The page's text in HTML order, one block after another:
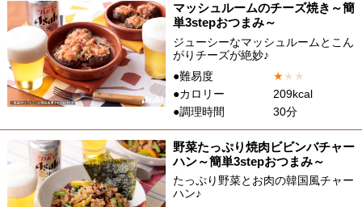
マッシュルームのチーズ焼き～簡
単3stepおつまみ～
ジューシーなマッシュルームとこん
がりチーズが絶妙♪
●難易度
★★ ★
●カロリー
209kcal
●調理時間
30分
野菜たっぷり焼肉ビビンバチャー
ハン～簡単3stepおつまみ～
たっぷり野菜とお肉の韓国風チャー
ハン♪